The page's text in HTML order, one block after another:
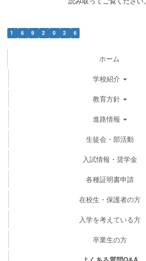
1 6 9 2 0 2 6
ホーム
学校紹介
教育方針
進路情報
生徒会・部活動
入試情報・奨学金
各種証明書申請
在校生・保護者の方
入学を考えている方
卒業生の方